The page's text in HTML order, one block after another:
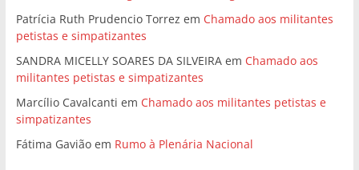
Patrícia Ruth Prudencio Torrez em Chamado aos militantes
petistas e simpatizantes
SANDRA MICELLY SOARES DA SILVEIRAem Chamado aos
militantes petistas e simpatizantes
Marcílio Cavalcanti em Chamado aos militantes petistas e
simpatizantes
Fátima Gaviãoem Rumo à Plenária Nacional